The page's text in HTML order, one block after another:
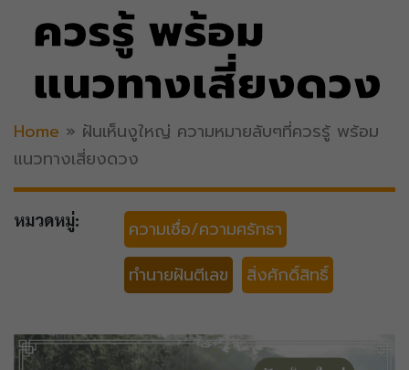
ควรรู้ พร้อม
แนวทางเสี่ยงดวง
Home » ฝันเห็นงูใหญ่ ความหมายลับๆที่ควรรู้ พร้อม
แนวทางเสี่ยงดวง
หมวดหมู่:
ความเชื่อ/ความศรัทธา
ทำนายฝันตีเลข
สิ่งศักดิ์สิทธิ์